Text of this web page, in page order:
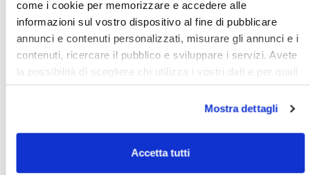
come i cookie per memorizzare e accedere alle
informazioni sul vostro dispositivo al fine di pubblicare
annunci e contenuti personalizzati, misurare gli annunci e i
contenuti, ricercare il pubblico e sviluppare i servizi. Avete
la possibilità di scegliere chi utilizza i vostri dati e per quali
scopi. Le vostre scelte in materia di privacy sono applicabili
solo su questa proprietà digitale in cui avete effettuato le
consenso in qualsiasi momento dalla Dichiarazione sui
cookie o facendo clic sull'icona di attivazione della privacy.
Mostra dettagli
Accetta tutti
GRECIA: TOUR GRAN TOUR DELLA GRECIA